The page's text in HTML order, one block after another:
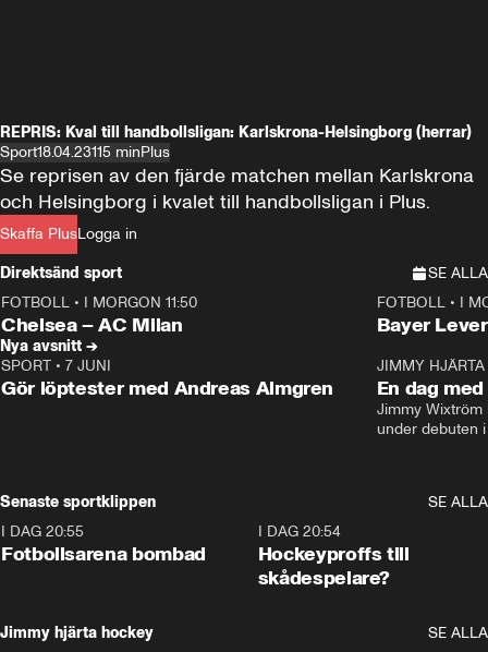
REPRIS: Kval till handbollsligan: Karlskrona-Helsingborg (herrar)
Sport18.04.23115 minPlus
Skaffa PlusLogga in
Se reprisen av den fjärde matchen mellan Karlskrona
och Helsingborg i kvalet till handbollsligan i Plus.
Direktsänd sport
SE ALLA
Plus
FOTBOLL • I MORGON 11:50
Chelsea – AC Milan
Plus
FOTBOLL• I
Bayer
Nya avsnitt →
SPORT • 7 JUNI
Gör löptester med Andreas Almgren
JIMMY
En dag
Jimmy
under debuten
Senaste sportklippen
SE ALLA
I DAG 20:55
Fotbollsarena bombad
I DAG 20:54
Hockeyproffs till
skådespelare?
Jimmy hjärta hockey
SE ALLA